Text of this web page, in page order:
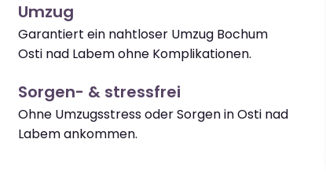
Umzug
Garantiert ein nahtloser Umzug Bochum
Osti nad Labem ohne Komplikationen.
Sorgen- & stressfrei
Ohne Umzugsstress oder Sorgen in Osti nad
Labem ankommen.